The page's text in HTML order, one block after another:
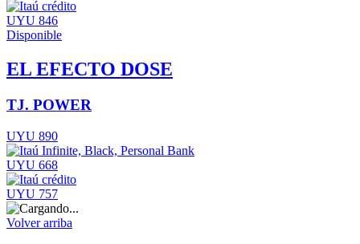
UYU 846
Disponible
EL EFECTO DOSE
TJ. POWER
UYU 890
UYU 668
UYU 757
Volver arriba